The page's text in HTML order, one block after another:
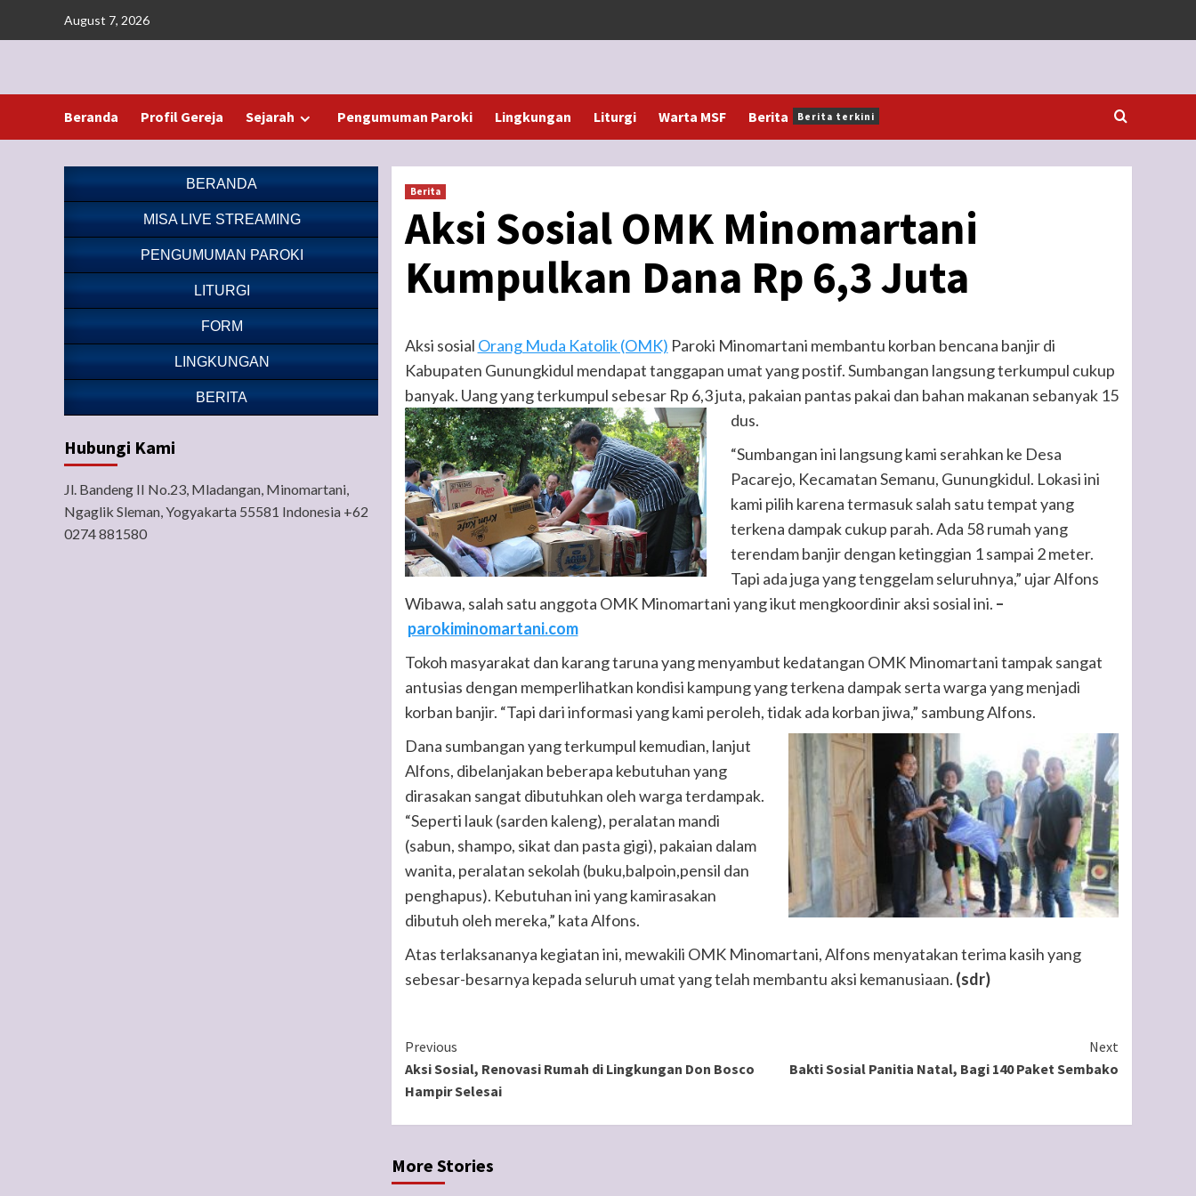
August 7, 2026
Beranda Profil Gereja Sejarah Pengumuman Paroki Lingkungan Liturgi Warta MSF Berita Berita terkini
Berita
Aksi Sosial OMK Minomartani
Kumpulkan Dana Rp 6,3 Juta
Aksi sosial Orang Muda Katolik (OMK) Paroki Minomartani membantu korban bencana banjir di
Kabupaten Gunungkidul mendapat tanggapan umat yang postif. Sumbangan langsung terkumpul cukup
banyak. Uang yang terkumpul sebesar Rp 6,3 juta, pakaian pantas pakai dan bahan makanan sebanyak 15
dus.
“Sumbangan ini langsung kami serahkan ke Desa
Pacarejo, Kecamatan Semanu, Gunungkidul. Lokasi ini
kami pilih karena termasuk salah satu tempat yang
terkena dampak cukup parah. Ada 58 rumah yang
terendam banjir dengan ketinggian 1 sampai 2 meter.
Tapi ada juga yang tenggelam seluruhnya,” ujar Alfons
Wibawa, salah satu anggota OMK Minomartani yang ikut mengkoordinir aksi sosial ini. –
parokiminomartani.com
Tokoh masyarakat dan karang taruna yang menyambut kedatangan OMK Minomartani tampak sangat
antusias dengan memperlihatkan kondisi kampung yang terkena dampak serta warga yang menjadi
korban banjir. “Tapi dari informasi yang kami peroleh, tidak ada korban jiwa,” sambung Alfons.
Dana sumbangan yang terkumpul kemudian, lanjut
Alfons, dibelanjakan beberapa kebutuhan yang
dirasakan sangat dibutuhkan oleh warga terdampak.
“Seperti lauk (sarden kaleng), peralatan mandi
(sabun, shampo, sikat dan pasta gigi), pakaian dalam
wanita, peralatan sekolah (buku,balpoin,pensil dan
penghapus). Kebutuhan ini yang kamirasakan
dibutuh oleh mereka,” kata Alfons.
Atas terlaksananya kegiatan ini, mewakili OMK Minomartani, Alfons menyatakan terima kasih yang
sebesar-besarnya kepada seluruh umat yang telah membantu aksi kemanusiaan. (sdr)
Continue
Reading
Previous
Aksi Sosial, Renovasi Rumah di Lingkungan Don Bosco
Hampir Selesai
Next
Bakti Sosial Panitia Natal, Bagi 140 Paket Sembako
More Stories
BERANDA
MISA LIVE STREAMING
PENGUMUMAN PAROKI
LITURGI
FORM
LINGKUNGAN
BERITA
Hubungi Kami
Jl. Bandeng II No.23, Mladangan, Minomartani,
Ngaglik Sleman, Yogyakarta 55581 Indonesia +62
0274 881580